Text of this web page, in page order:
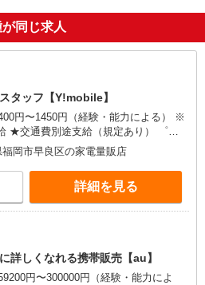
同じ求人
タッフ【Y!mobile】
円〜1450円（経験・能力による） ※
★交通費別途支給（規定あり） ゜
・゜+゜・。○。・゜+゜ 入社祝い金10
くと, インセンテ
・週払い可能（規程
。○。・゜+゜・。○。・゜+゜
岡市早良区の家電量販店
詳細を見る
詳しくなれる携帯販売【au】
円〜300000円（経験・能力によ